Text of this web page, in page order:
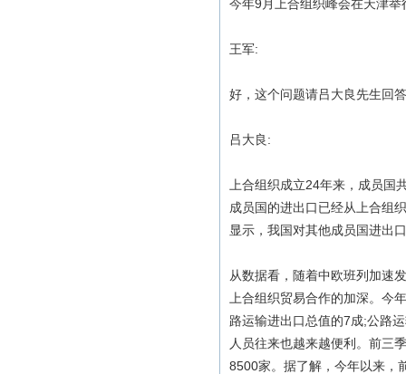
今年9月上合组织峰会在天津
王军:
好，这个问题请吕大良先生回
吕大良:
上合组织成立24年来，成员
成员国的进出口已经从上合组
显示，我国对其他成员国进出
从数据看，随着中欧班列加速
上合组织贸易合作的加深。今
路运输进出口总值的7成;公路
人员往来也越来越便利。前三
8500家。据了解，今年以来，